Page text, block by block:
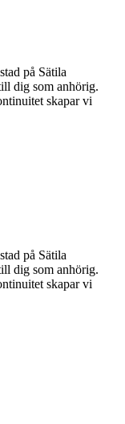
på Sätila
dig som anhörig.
skapar vi
på Sätila
dig som anhörig.
skapar vi